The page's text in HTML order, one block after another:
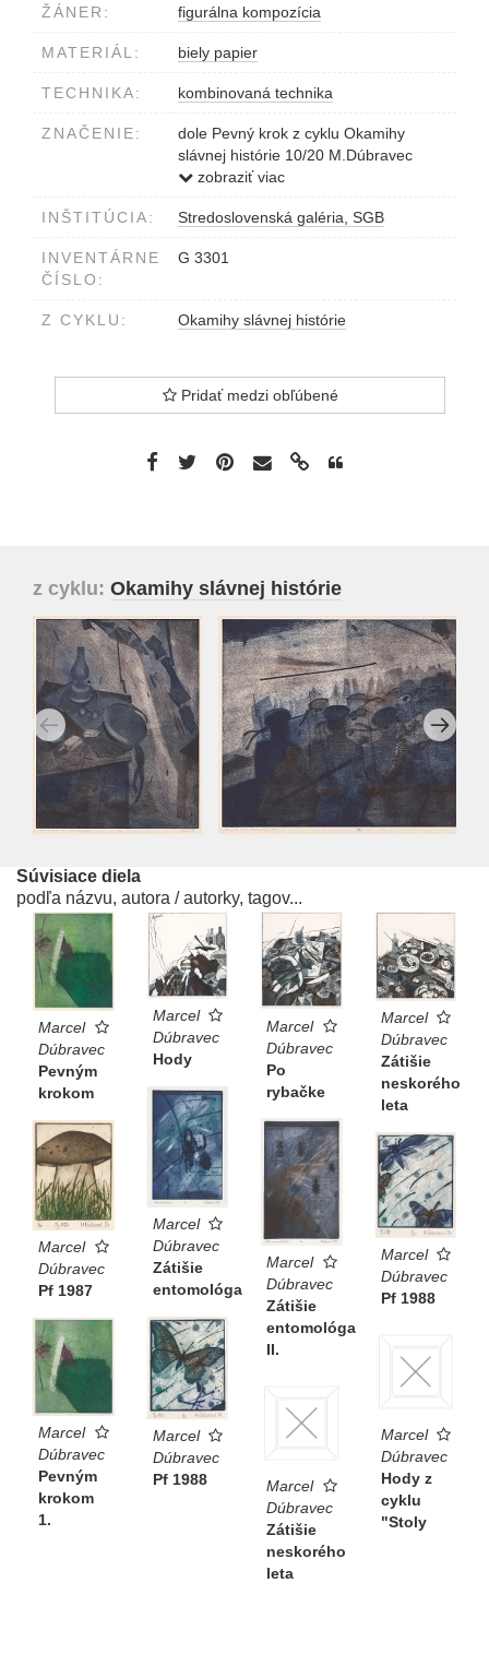
ŽÁNER: figurálna kompozícia
MATERIÁL: biely papier
TECHNIKA: kombinovaná technika
ZNAČENIE:
dole Pevný krok z cyklu Okamihy
slávnej histórie 10/20 M.Dúbravec
1977zobraziť viac
INŠTITÚCIA: Stredoslovenská galéria, SGB
INVENTÁRNE
ČÍSLO:
G 3301
Z CYKLU: Okamihy slávnej histórie
Pridať medzi obľúbené
z cyklu: Okamihy slávnej histórie
Súvisiace diela
podľa názvu, autora / autorky, tagov...
Marcel
Dúbravec
Pevným
krokom
Marcel
Dúbravec
Hody
Marcel
Dúbravec
Po
rybačke
Marcel
Dúbravec
Zátišie
neskorého
leta
Marcel
Dúbravec
Zátišie
entomológa
Marcel
Dúbravec
Zátišie
entomológa
II.
Marcel
Dúbravec
Pf 1987
Marcel
Dúbravec
Pf 1988
Marcel
Dúbravec
Pf 1988
Marcel
Dúbravec
Pevným
krokom
1.
Marcel
Dúbravec
Hody z
cyklu
"Stoly
Marcel
Dúbravec
Zátišie
neskorého
leta